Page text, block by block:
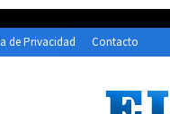
de Privacidad Contacto